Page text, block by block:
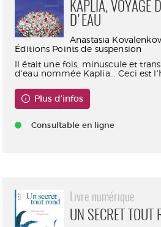
KAPLIA, VOYAGE
D'EAU
Anastasia
Éditions Points de suspension
Il était une fois, minuscule et
d'eau nommée Kaplia... Ceci est
Plus d'infos
Consultable en ligne
Livre numérique
UN SECRET TOUT